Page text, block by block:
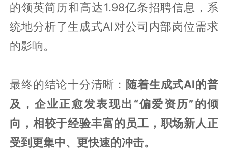
的领英简历和高达1.98亿条招聘信息，系
统地分析了生成式AI对公司内部岗位需求
的影响。
最终的结论十分清晰： 随着生成式AI的普
及，企业正愈发表现出“偏爱资历”的倾
向，相较于经验丰富的员工，职场新人正
受到更集中、更快速的冲击。